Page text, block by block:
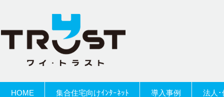
HOME 集合住宅向けｲﾝﾀｰﾈｯﾄ 導入事例 法人･